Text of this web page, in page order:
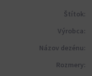
Štítok:
Výrobca:
Názov dezénu:
Rozmery: